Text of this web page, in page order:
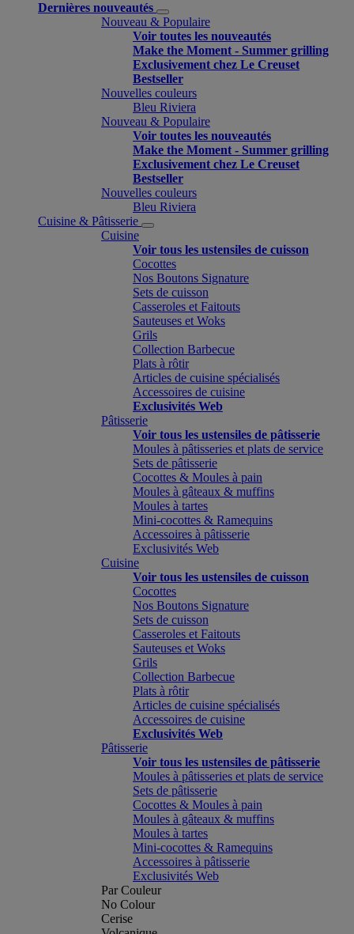
Dernières nouveautés
Nouveau & Populaire
Voir toutes les nouveautés
Make the Moment - Summer grilling
Exclusivement chez Le Creuset
Bestseller
Nouvelles couleurs
Bleu Riviera
Nouveau & Populaire
Voir toutes les nouveautés
Make the Moment - Summer grilling
Exclusivement chez Le Creuset
Bestseller
Nouvelles couleurs
Bleu Riviera
Cuisine & Pâtisserie
Cuisine
Voir tous les ustensiles de cuisson
Cocottes
Nos Boutons Signature
Sets de cuisson
Casseroles et Faitouts
Sauteuses et Woks
Grils
Collection Barbecue
Plats à rôtir
Articles de cuisine spécialisés
Accessoires de cuisine
Exclusivités Web
Pâtisserie
Voir tous les ustensiles de pâtisserie
Moules à pâtisseries et plats de service
Sets de pâtisserie
Cocottes & Moules à pain
Moules à gâteaux & muffins
Moules à tartes
Mini-cocottes & Ramequins
Accessoires à pâtisserie
Exclusivités Web
Cuisine
Voir tous les ustensiles de cuisson
Cocottes
Nos Boutons Signature
Sets de cuisson
Casseroles et Faitouts
Sauteuses et Woks
Grils
Collection Barbecue
Plats à rôtir
Articles de cuisine spécialisés
Accessoires de cuisine
Exclusivités Web
Pâtisserie
Voir tous les ustensiles de pâtisserie
Moules à pâtisseries et plats de service
Sets de pâtisserie
Cocottes & Moules à pain
Moules à gâteaux & muffins
Moules à tartes
Mini-cocottes & Ramequins
Accessoires à pâtisserie
Exclusivités Web
Par Couleur
No Colour
Cerise